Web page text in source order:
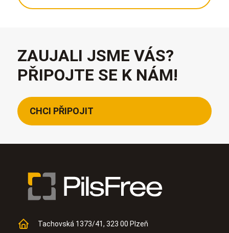
ZAUJALI JSME VÁS?
PŘIPOJTE SE K NÁM!
CHCI PŘIPOJIT
Tachovská 1373/41, 323 00 Plzeň